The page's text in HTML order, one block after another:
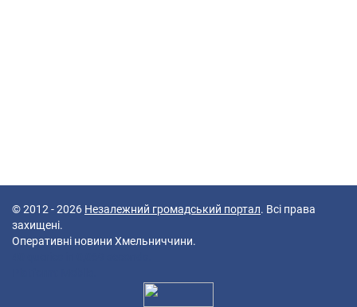
© 2012 - 2026 Незалежний громадський портал. Всі права
захищені.
Оперативні новини Хмельниччини.